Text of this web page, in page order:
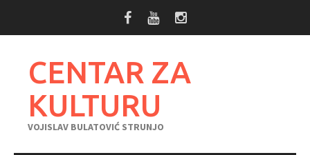
CENTAR ZA
KULTURU
VOJISLAV BULATOVIĆ STRUNJO